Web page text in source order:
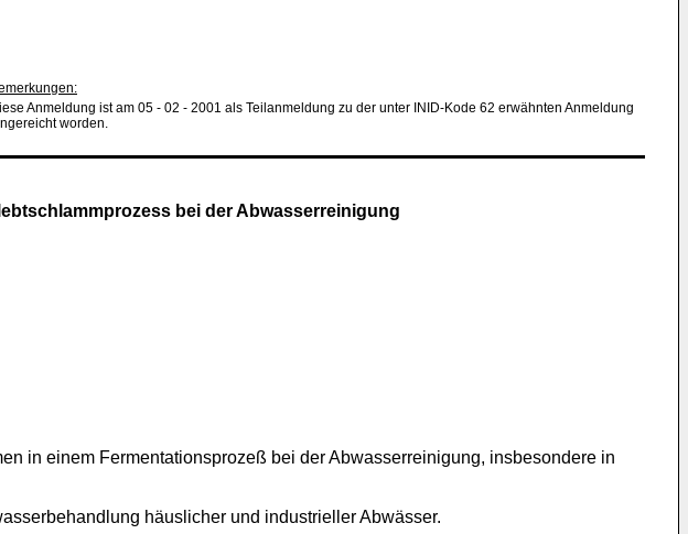
Anmeldung ist am 05 - 02 - 2001 als Teilanmeldung zu der unter INID-Kode 62 erwähnten Anmeldung
worden.
bei der Abwasserreinigung
in einem Fermentationsprozeß bei der Abwasserreinigung, insbesondere in
häuslicher und industrieller Abwässer.